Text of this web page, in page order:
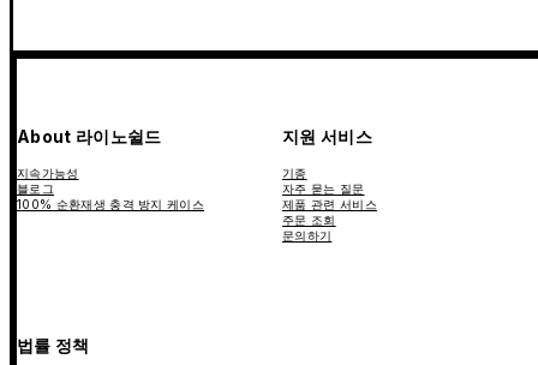
About 라이노쉴드
지속가능성
블로그
100% 순환재생 충격 방지 케이스
지원 서비스
기종
자주 묻는 질문
제품 관련 서비스
주문 조회
문의하기
법률 정책